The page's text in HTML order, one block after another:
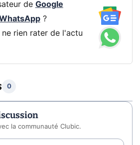
de Google
?
rien rater de l'actu
0
la communauté Clubic.